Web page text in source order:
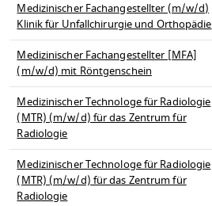
Medizinischer Fachangestellter (m/w/d)
Klinik für Unfallchirurgie und Orthopädie
Medizinischer Fachangestellter [MFA]
(m/w/d) mit Röntgenschein
Medizinischer Technologe für Radiologie
(MTR) (m/w/d) für das Zentrum für
Radiologie
Medizinischer Technologe für Radiologie
(MTR) (m/w/d) für das Zentrum für
Radiologie